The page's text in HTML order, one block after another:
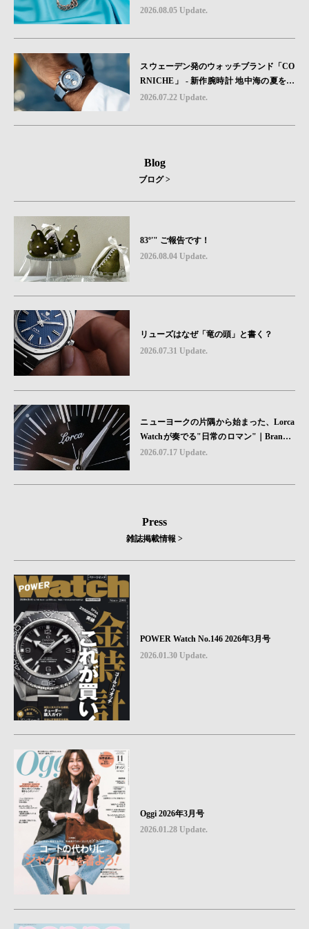
ョンに、⽇本限定カラーのローズゴール
2026.08.05 Update.
スウェーデン発のウォッチブランド「CO
RNICHE」 - 新作腕時計 地中海の夏を映
す、爽やかなブルーダイヤル「Heritage C
2026.07.22 Update.
Blog
ブログ >
83º'" ご報告です！
2026.08.04 Update.
リューズはなぜ「竜の頭」と書く？
2026.07.31 Update.
ニューヨークの片隅から始まった、Lorca
Watchが奏でる"日常のロマン"｜Brand P
icks #08
2026.07.17 Update.
Press
雑誌掲載情報 >
POWER Watch No.146 2026年3月号
2026.01.30 Update.
Oggi 2026年3月号
2026.01.28 Update.